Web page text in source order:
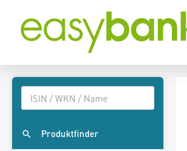
Produktfinder